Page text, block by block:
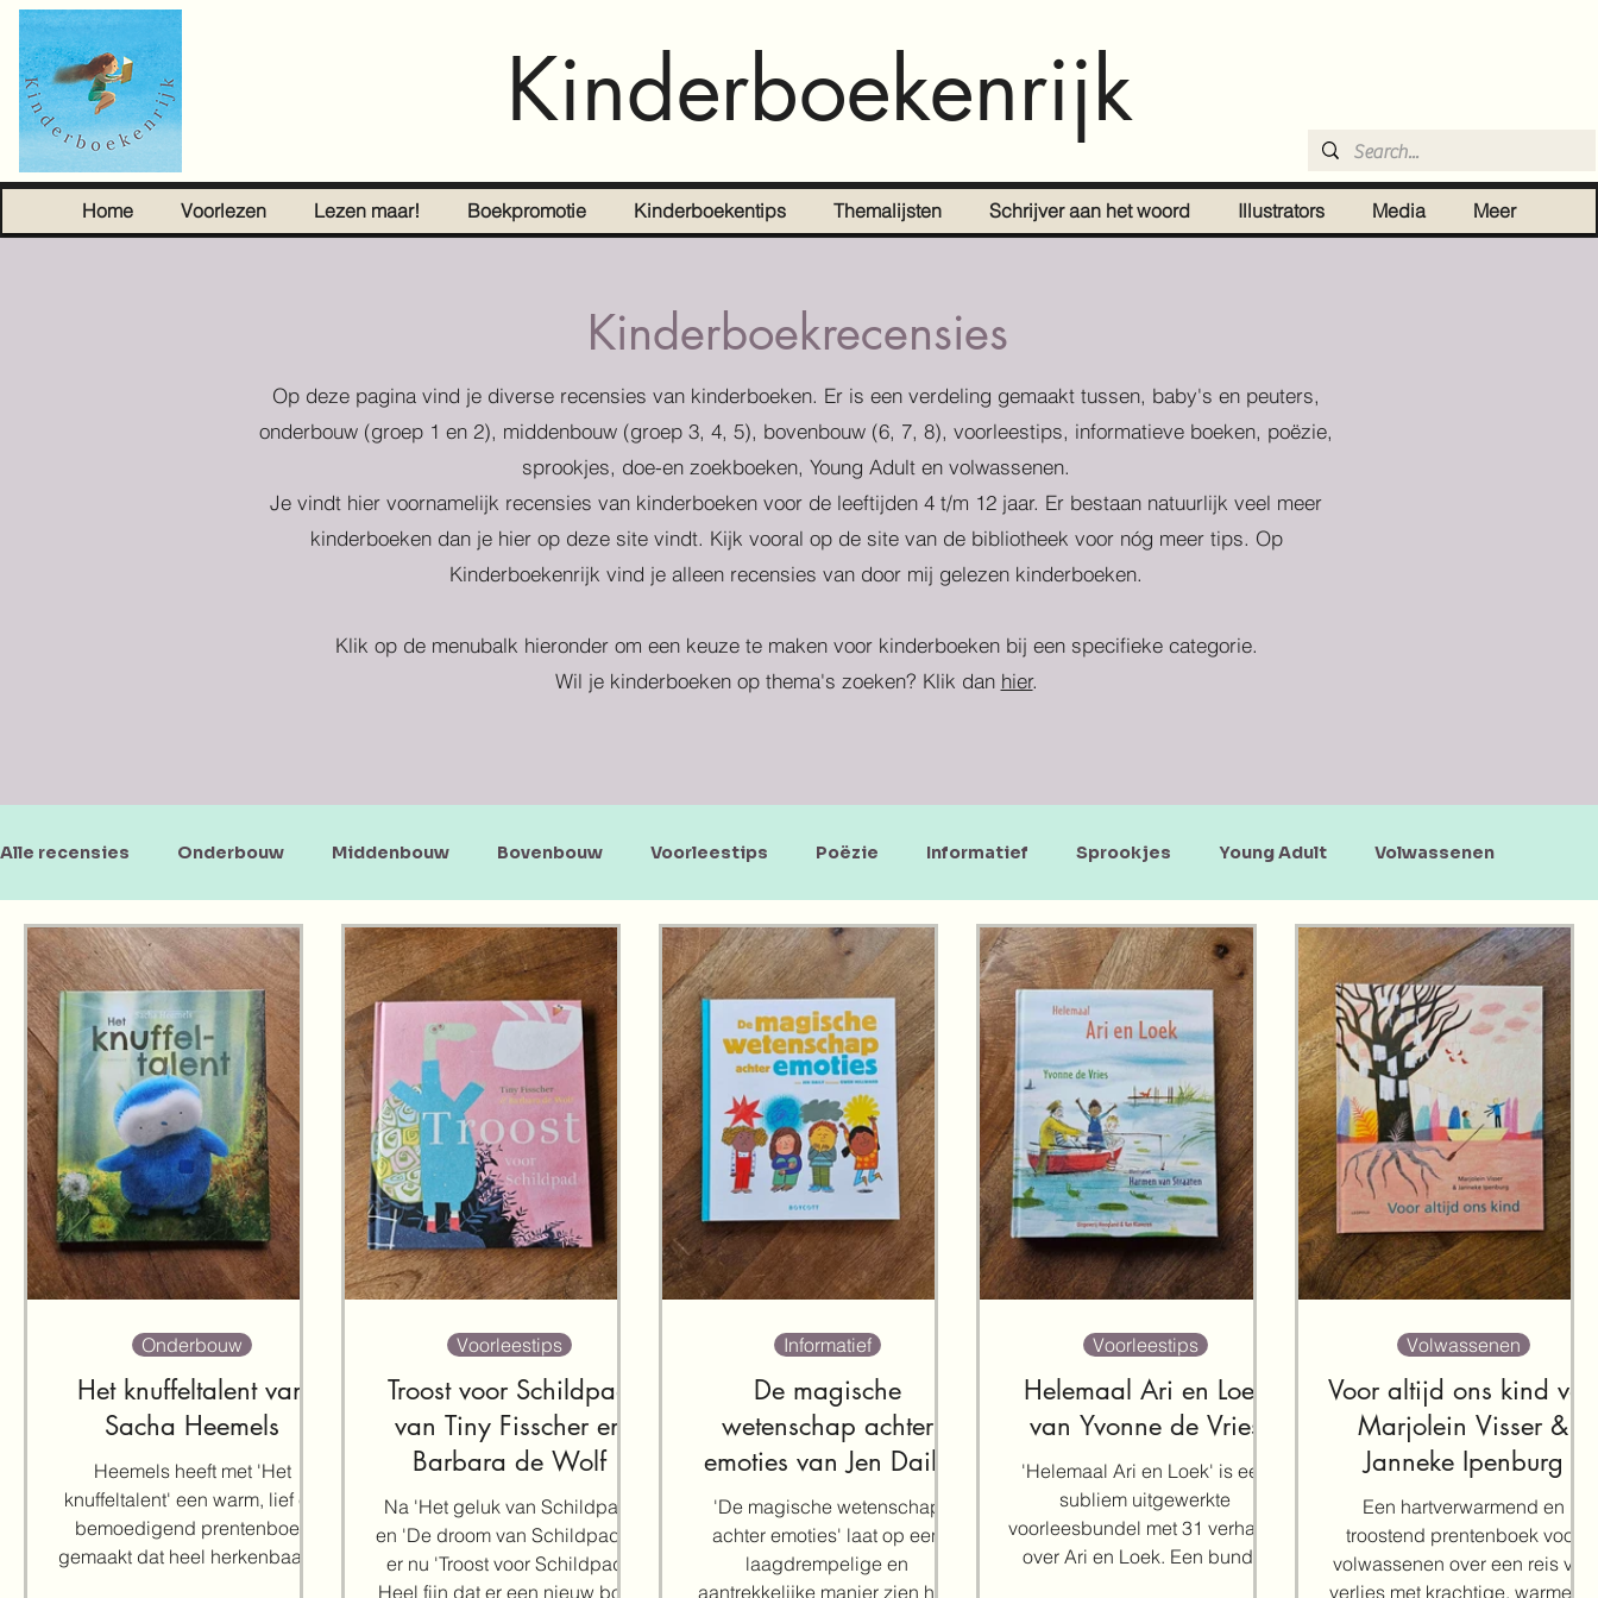
Kinderboekenrijk
Home Voorlezen Lezen maar! Boekpromotie Kinderboekentips Themalijsten Schrijver aan het woord Illustrators Media Meer
Kinderboekrecensies
Op deze pagina vind je diverse recensies van kinderboeken. Er is een verdeling gemaakt tussen, baby's en peuters,
onderbouw (groep 1 en 2), middenbouw (groep 3, 4, 5), bovenbouw (6, 7, 8), voorleestips, informatieve boeken, poëzie,
sprookjes, doe-en zoekboeken, Young Adult en volwassenen.
Je vindt hier voornamelijk recensies van kinderboeken voor de leeftijden 4 t/m 12 jaar. Er bestaan natuurlijk veel meer
kinderboeken dan je hier op deze site vindt. Kijk vooral op de site van de bibliotheek voor nóg meer tips. Op
Kinderboekenrijk vind je alleen recensies van door mij gelezen kinderboeken.
Klik op de menubalk hieronder om een keuze te maken voor kinderboeken bij een specifieke categorie.
Wil je kinderboeken op thema's zoeken? Klik dan hier.
Alle recensies Onderbouw Middenbouw Bovenbouw Voorleestips Poëzie Informatief Sprookjes Young Adult Volwassenen
Doe-en zoekboeken Baby's en peuters
Het knuffeltalent van
Sacha Heemels
Heemels heeft met 'Het
knuffeltalent' een warm, lief en
bemoedigend prentenboek
gemaakt dat heel herkenbaar is
Onderbouw
Troost voor Schildpad
van Tiny Fisscher en
Barbara de Wolf
Na 'Het geluk van Schildpad'
en 'De droom van Schildpad' is
er nu 'Troost voor Schildpad'.
Heel fijn dat er een nieuw boek
Voorleestips
De magische
wetenschap achter
emoties van Jen Daily
en Gwen Millward
'De magische wetenschap
achter emoties' laat op een
laagdrempelige en
aantrekkelijke manier zien hoe
Informatief
Helemaal Ari en Loek
van Yvonne de Vries
'Helemaal Ari en Loek' is een
subliem uitgewerkte
voorleesbundel met 31 verhalen
over Ari en Loek. Een bundel
Voorleestips
Voor altijd ons kind van
Marjolein Visser &
Janneke Ipenburg
Een hartverwarmend en
troostend prentenboek voor
volwassenen over een reis van
verlies met krachtige, warme en
Volwassenen